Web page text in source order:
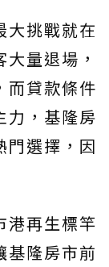
大挑戰就在
量退場，
而貸款條件
力，基隆房
門選擇，因
港再生標竿
基隆房市前